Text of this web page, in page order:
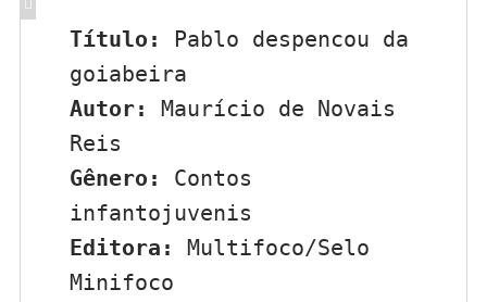
Título:
Pablo despencou da
goiabeira
Autor:
Maurício de Novais
Reis
Gênero:
Contos
infantojuvenis
Editora:
Multifoco/Selo
Minifoco